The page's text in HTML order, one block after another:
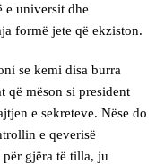
e universit dhe
formë jete që ekziston.
se kemi disa burra
që mëson si president
e sekreteve. Nëse do
e qeverisë
gjëra të tilla, ju